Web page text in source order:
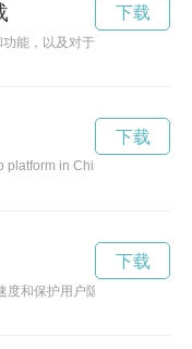
能，以及对于初创企业的重要
下载
platform in China that allows
下载
度和保护用户隐私的工具，通
下载